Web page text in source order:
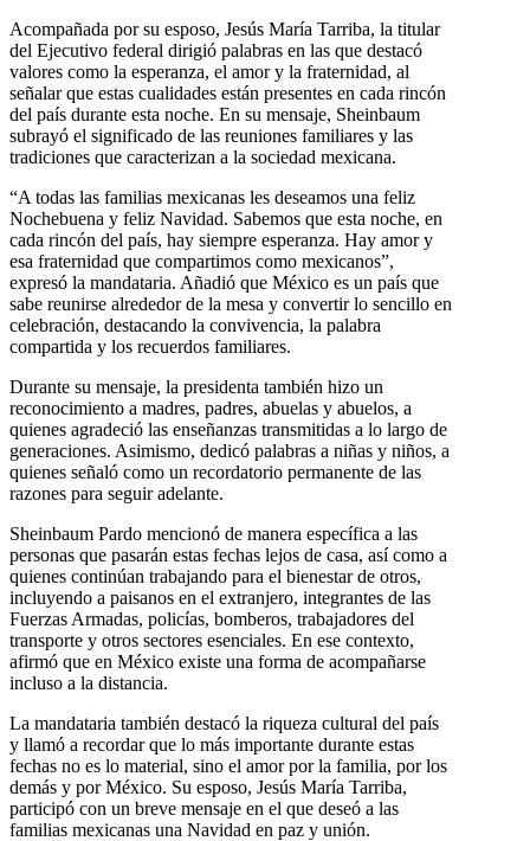
Acompañada por su esposo, Jesús María Tarriba, la titular
del Ejecutivo federal dirigió palabras en las que destacó
valores como la esperanza, el amor y la fraternidad, al
señalar que estas cualidades están presentes en cada rincón
del país durante esta noche. En su mensaje, Sheinbaum
subrayó el significado de las reuniones familiares y las
tradiciones que caracterizan a la sociedad mexicana.
“A todas las familias mexicanas les deseamos una feliz
Nochebuena y feliz Navidad. Sabemos que esta noche, en
cada rincón del país, hay siempre esperanza. Hay amor y
esa fraternidad que compartimos como mexicanos”,
expresó la mandataria. Añadió que México es un país que
sabe reunirse alrededor de la mesa y convertir lo sencillo en
celebración, destacando la convivencia, la palabra
compartida y los recuerdos familiares.
Durante su mensaje, la presidenta también hizo un
reconocimiento a madres, padres, abuelas y abuelos, a
quienes agradeció las enseñanzas transmitidas a lo largo de
generaciones. Asimismo, dedicó palabras a niñas y niños, a
quienes señaló como un recordatorio permanente de las
razones para seguir adelante.
Sheinbaum Pardo mencionó de manera específica a las
personas que pasarán estas fechas lejos de casa, así como a
quienes continúan trabajando para el bienestar de otros,
incluyendo a paisanos en el extranjero, integrantes de las
Fuerzas Armadas, policías, bomberos, trabajadores del
transporte y otros sectores esenciales. En ese contexto,
afirmó que en México existe una forma de acompañarse
incluso a la distancia.
La mandataria también destacó la riqueza cultural del país
y llamó a recordar que lo más importante durante estas
fechas no es lo material, sino el amor por la familia, por los
demás y por México. Su esposo, Jesús María Tarriba,
participó con un breve mensaje en el que deseó a las
familias mexicanas una Navidad en paz y unión.